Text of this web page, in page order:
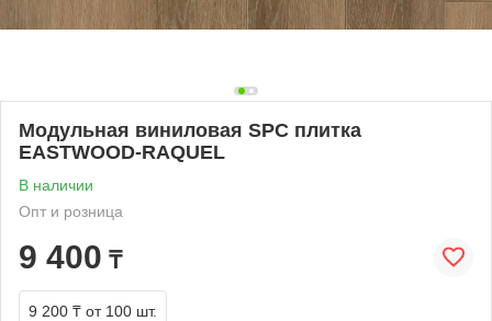
Модульная виниловая SPC плитка
EASTWOOD-RAQUEL
В наличии
Опт и розница
9 400 ₸
9 200 ₸ от 100 шт.